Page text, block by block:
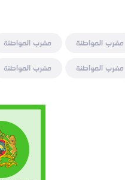
مغرب المواطنة مغرب المواطنة
مغرب المواطنة مغرب المواطنة